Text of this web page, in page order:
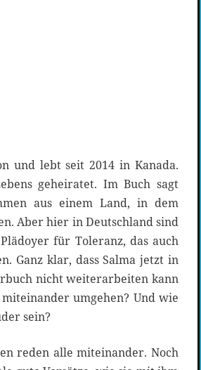
und lebt seit 2014 in Kanada.
geheiratet. Im Buch sagt
aus einem Land, in dem
Aber hier in Deutschland sind
für Toleranz, das auch
Ganz klar, dass Salma jetzt in
nicht weiterarbeiten kann
umgehen? Und wie
sein?
reden alle miteinander. Noch